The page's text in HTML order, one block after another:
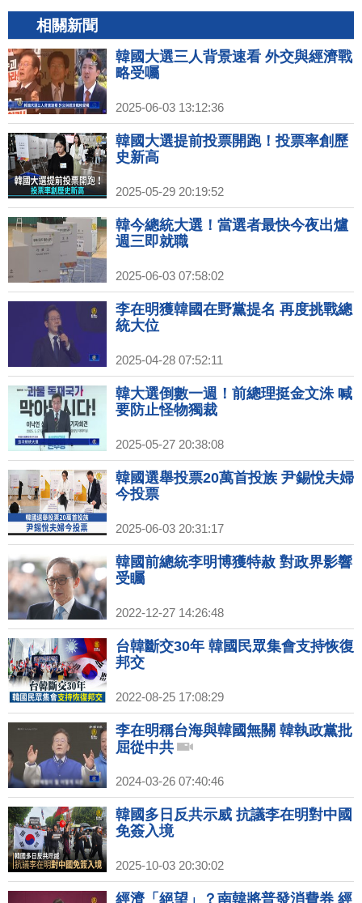
相關新聞
韓國大選三人背景速看 外交與經濟戰
略受囑
2025-06-03 13:12:36
韓國大選提前投票開跑！投票率創歷
史新高
2025-05-29 20:19:52
韓今總統大選！當選者最快今夜出爐
週三即就職
2025-06-03 07:58:02
李在明獲韓國在野黨提名 再度挑戰總
統大位
2025-04-28 07:52:11
韓大選倒數一週！前總理挺金文洙 喊
要防止怪物獨裁
2025-05-27 20:38:08
韓國選舉投票20萬首投族 尹錫悅夫婦
今投票
2025-06-03 20:31:17
韓國前總統李明博獲特赦 對政界影響
受矚
2022-12-27 14:26:48
台韓斷交30年 韓國民眾集會支持恢復
邦交
2022-08-25 17:08:29
李在明稱台海與韓國無關 韓執政黨批
屈從中共
2024-03-26 07:40:46
韓國多日反共示威 抗議李在明對中國
免簽入境
2025-10-03 20:30:02
經濟「絕望」？南韓將普發消費券 經